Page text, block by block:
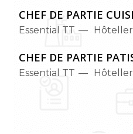
CHEF DE PARTIE
Essential TT
CHEF DE PARTIE
Essential TT